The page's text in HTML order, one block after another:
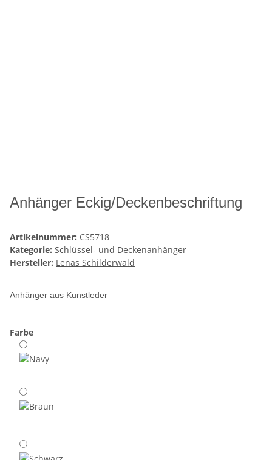
Anhänger Eckig/Deckenbeschriftung
Artikelnummer: CS5718
Kategorie: Schlüssel- und Deckenanhänger
Hersteller: Lenas Schilderwald
Anhänger aus Kunstleder
Farbe